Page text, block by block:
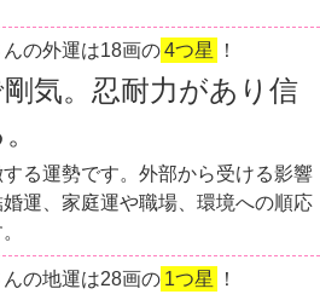
の外運は18画の4つ星 ！
気。忍耐力があり信
る運勢です。外部から受ける影響
運、家庭運や職場、環境への順応
の地運は28画の 1つ星 ！